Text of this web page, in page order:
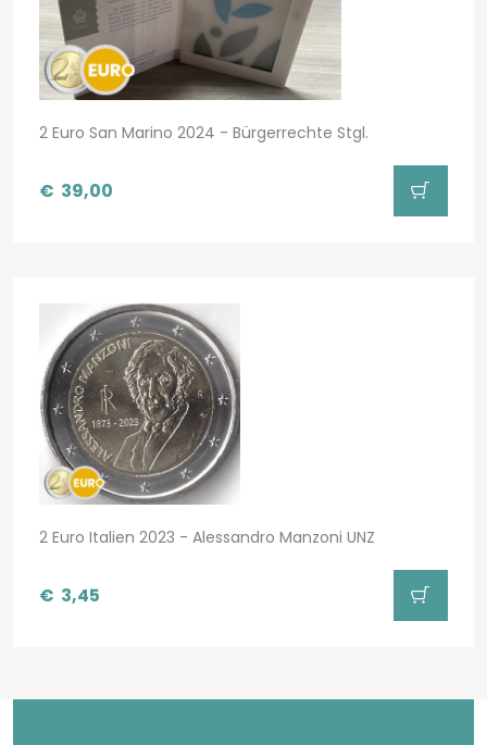
2 Euro San Marino 2024 - Bürgerrechte Stgl.
€ 39,00
2 Euro Italien 2023 - Alessandro Manzoni UNZ
€ 3,45